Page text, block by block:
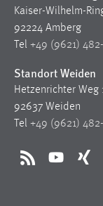
Kaiser-Wilhelm-
92224 Amberg
Tel +49 (9621)
Standort Weiden
Hetzenrichter Weg
92637 Weiden
Tel +49 (9621)
RSS YouTubeXing